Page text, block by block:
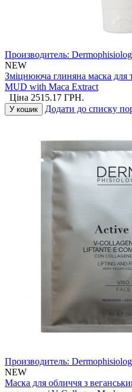
Производитель:
NEW
Зміцнююча глиняна маска
MUD with Maca Extract
Ціна 2515.17 ГРН.
У кошик Додати до списку
Производитель:
NEW
Маска для обличчя з